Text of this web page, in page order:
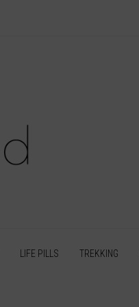
LIFE PILLS TREKKING